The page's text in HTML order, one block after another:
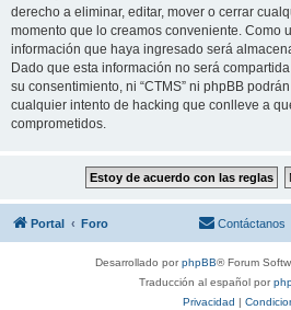
derecho a eliminar, editar, mover o cerrar
momento que lo creamos conveniente. Como
información que haya ingresado será
Dado que esta información no será
su consentimiento, ni “CTMS” ni phpBB
cualquier intento de hacking que conlleve a
comprometidos.
Portal Foro Contáctanos
Desarrollado porphpBB® Forum
Traducción al español por
Privacidad |